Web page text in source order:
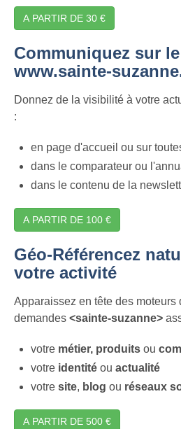
A PARTIR DE 30 €
Communiquez sur
www.sainte-
Donnez de la visibilité à votre
:
en page d'accueil ou sur
dans le comparateur ou
dans le contenu de la
A PARTIR DE 100 €
Géo-Référencez
votre activité
Apparaissez en tête des moteurs
demandes <sainte-suzanne>
votre métier, produits ou
votre identité ou actualité
votre site, blog ou réseaux
A PARTIR DE 500 €